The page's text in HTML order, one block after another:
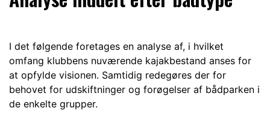
I det følgende foretages en analyse af, i hvilket
omfang klubbens nuværende kajakbestand anses for
at opfylde visionen. Samtidig redegøres der for
behovet for udskiftninger og forøgelser af bådparken i
de enkelte grupper.